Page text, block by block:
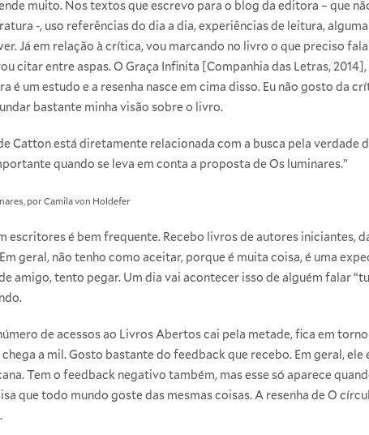
muito. Nos textos que escrevo para o blog da editora – que
-, uso referências do dia a dia, experiências de leitura,
Já em relação à crítica, vou marcando no livro o que preciso
citar entre aspas. O Graça Infinita [Companhia das Letras,
é um estudo e a resenha nasce em cima disso. Eu não gosto da
bastante minha visão sobre o livro.
Catton está diretamente relacionada com a busca pela verdade
quando se leva em conta a proposta de Os luminares.”
por Camila von Holdefer
escritores é bem frequente. Recebo livros de autores iniciantes,
geral, não tenho como aceitar, porque é muita coisa, é uma
amigo, tento pegar. Um dia vai acontecer isso de alguém falar
de acessos ao Livros Abertos cai pela metade, fica em
a mil. Gosto bastante do feedback que recebo. Em geral,
Tem o feedback negativo também, mas esse só aparece
que todo mundo goste das mesmas coisas. A resenha de O